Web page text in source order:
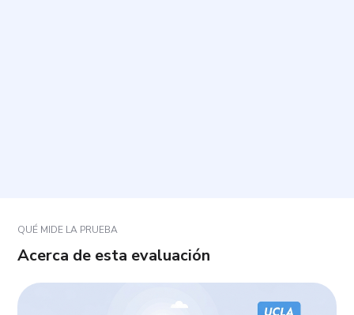
QUÉ MIDE LA PRUEBA
Acerca de esta evaluación